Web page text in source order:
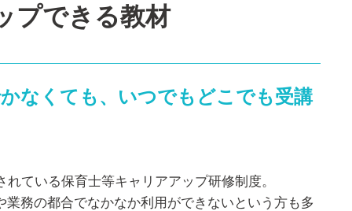
プできる教材
なくても、いつでもどこでも受講
れている保育士等キャリアアップ研修制度。
業務の都合でなかなか利用ができないという方も多